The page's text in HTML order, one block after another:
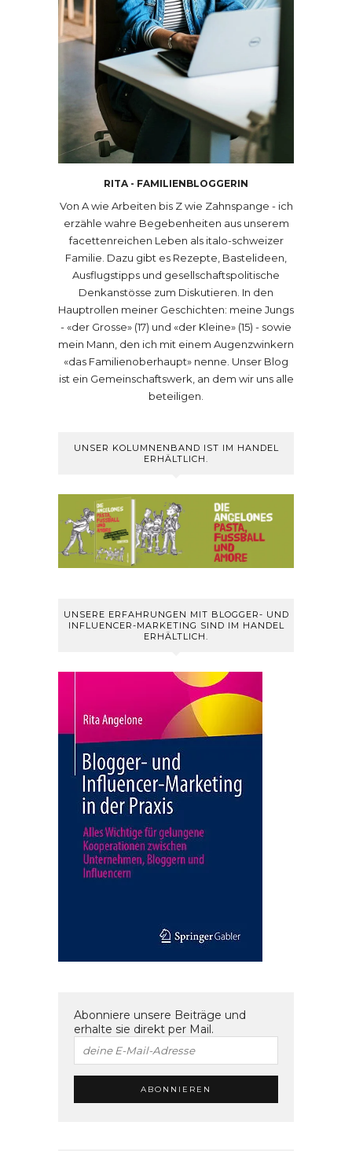
RITA - FAMILIENBLOGGERIN
Von A wie Arbeiten bis Z wie Zahnspange - ich
erzähle wahre Begebenheiten aus unserem
facettenreichen Leben als italo-schweizer
Familie. Dazu gibt es Rezepte, Bastelideen,
Ausflugstipps und gesellschaftspolitische
Denkanstösse zum Diskutieren. In den
Hauptrollen meiner Geschichten: meine Jungs
- «der Grosse» (17) und «der Kleine» (15) - sowie
mein Mann, den ich mit einem Augenzwinkern
«das Familienoberhaupt» nenne. Unser Blog
ist ein Gemeinschaftswerk, an dem wir uns alle
beteiligen.
UNSER KOLUMNENBAND IST IM HANDEL
ERHÄLTLICH.
UNSERE ERFAHRUNGEN MIT BLOGGER- UND
INFLUENCER-MARKETING SIND IM HANDEL
ERHÄLTLICH.
Abonniere unsere Beiträge und
erhalte sie direkt per Mail.